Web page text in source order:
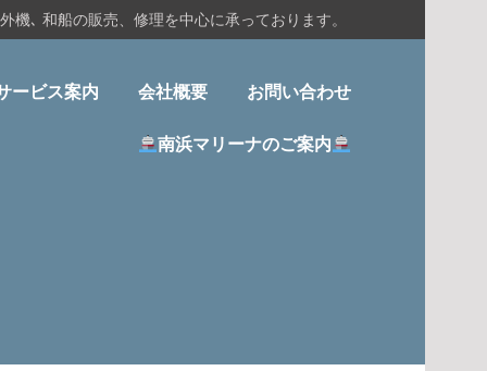
､ 和船の販売、修理を中心に承っております。
ービス案内 会社概要 お問い合わせ
南浜マリーナのご案内